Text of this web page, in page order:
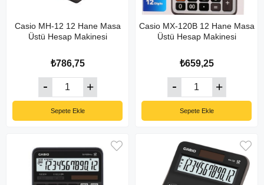
Casio MH-12 12 Hane Masa
Üstü Hesap Makinesi
₺786,75
Sepete Ekle
Casio MX-120B 12 Hane Masa
Üstü Hesap Makinesi
₺659,25
Sepete Ekle